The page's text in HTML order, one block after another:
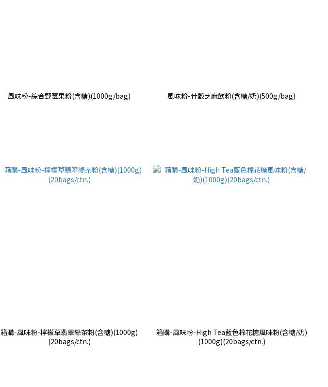
風味粉-綜合野莓果粉(含糖)(1000g/bag) 風味粉-什穀芝麻飲粉(含糖/奶)(500g/bag)
箱購-風味粉-檸檬草翡翠綠茶粉(含糖)(1000g)
(20bags/ctn.)
箱購-風味粉-High Tea藍色棉花糖風味粉(含糖/奶)
(1000g)(20bags/ctn.)